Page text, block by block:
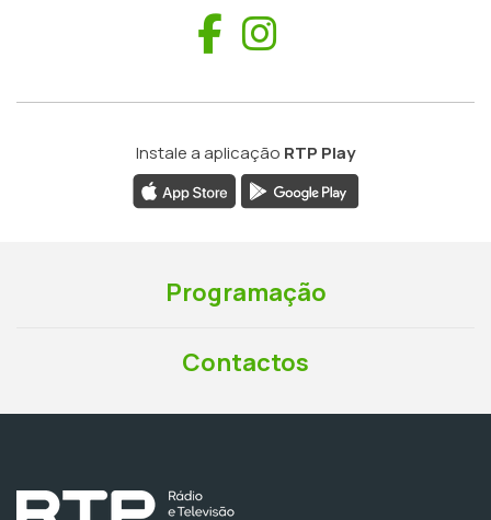
Facebook
Instale a aplicação RTP Play
Programação
Contactos